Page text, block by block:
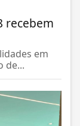
recebem
em
de...